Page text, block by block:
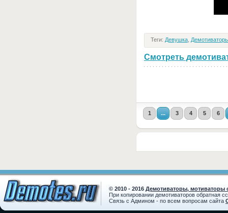
Теги: Девушка
Смотреть
1 ... 3 4 5 6
© 2010 - 2016 Демотиваторы, мотиваторы
При копировании демотиваторов обратная
Связь с Админом - по всем вопросам сайта